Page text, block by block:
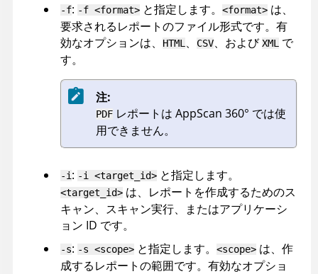
-f: -f <format> と指定します。 <format> は、
要求されるレポートのファイル形式です。有
効なオプションは、
HTML 、 CSV、およびXML
で
す。
注:
PDF レポートは AppScan 360° では使
用できません。
-i : -i <target_id> と指定します。
<target_id> は、レポートを作成するためのス
キャン、スキャン実行、またはアプリケーシ
ョン ID です。
-s: -s <scope> と指定します。 <scope> は、作
成するレポートの範囲です。有効なオプショ